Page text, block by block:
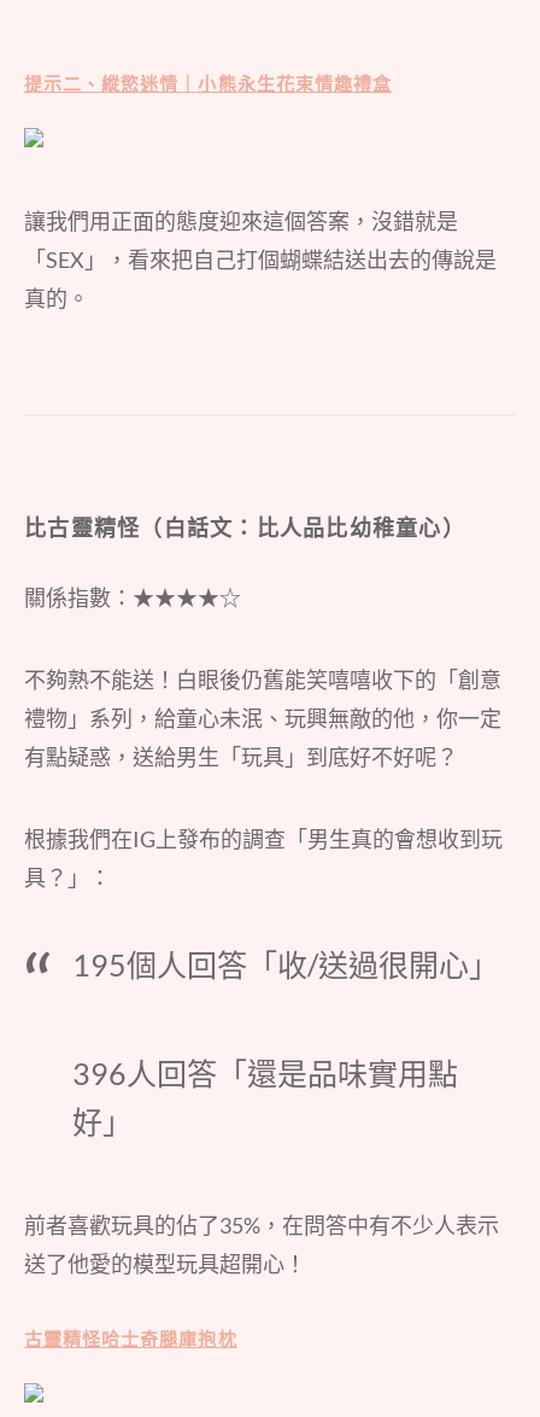
提示二、縱慾迷情｜小熊永生花束情趣禮盒
讓我們用正面的態度迎來這個答案，沒錯就是
「SEX」，看來把自己打個蝴蝶結送出去的傳說是
真的。
比古靈精怪（白話文：比人品比幼稚童心）
關係指數：★★★★☆
不夠熟不能送！白眼後仍舊能笑嘻嘻收下的「創意
禮物」系列，給童心未泯、玩興無敵的他，你一定
有點疑惑，送給男生「玩具」到底好不好呢？
根據我們在IG上發布的調查「男生真的會想收到玩
具？」：
195個人回答「收/送過很開心」
396人回答「還是品味實用點
好」
前者喜歡玩具的佔了35%，在問答中有不少人表示
送了他愛的模型玩具超開心！
古靈精怪哈士奇腿庫抱枕